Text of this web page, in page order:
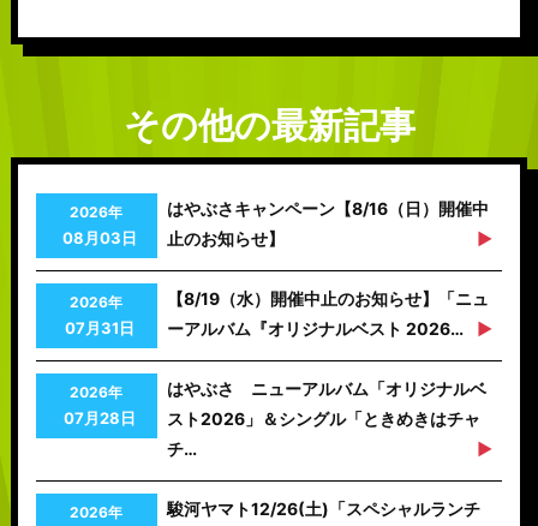
その他の最新記事
2026年
08月03日
はやぶさキャンペーン【8/16（日）開催中
止のお知らせ】
2026年
07月31日
【8/19（水）開催中止のお知らせ】「ニュ
ーアルバム『オリジナルベスト 2026…
2026年
07月28日
はやぶさ ニューアルバム「オリジナルベ
スト2026」＆シングル「ときめきはチャ
チ…
2026年
駿河ヤマト12/26(土)「スペシャルランチ